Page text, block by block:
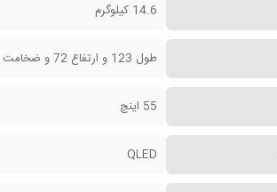
14.6 کیلوگرم
طول 123 و ارتفاع 72 و ضخامت 7.1 سانتی متر
55 اينچ
QLED